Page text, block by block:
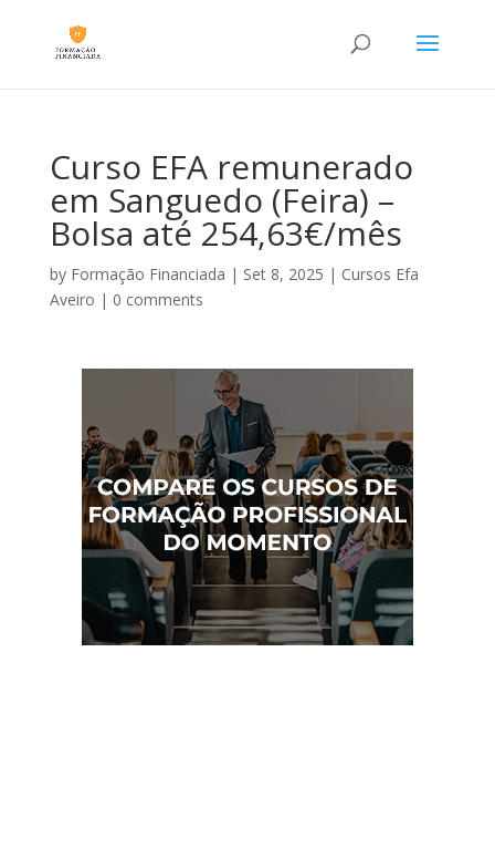
Curso EFA remunerado
em Sanguedo (Feira) –
Bolsa até 254,63€/mês
by Formação Financiada | Set 8, 2025 | Cursos Efa
Aveiro | 0 comments